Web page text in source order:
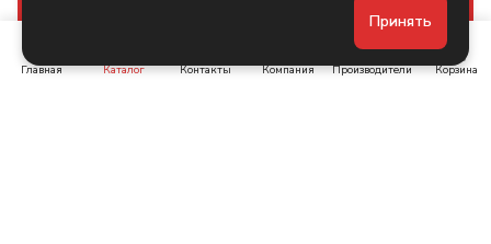
Главная Каталог Контакты Компания Производители Корзина
Принять